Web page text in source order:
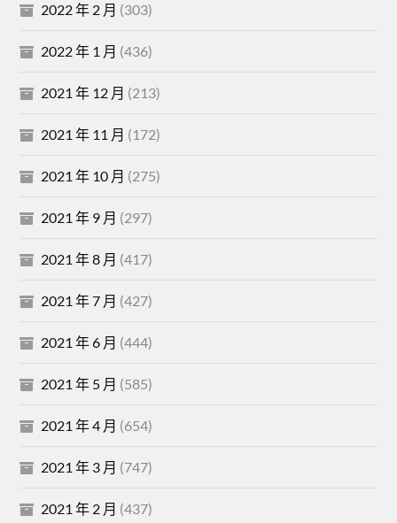
2022 年 2 月 (303)
2022 年 1 月 (436)
2021 年 12 月 (213)
2021 年 11 月 (172)
2021 年 10 月 (275)
2021 年 9 月 (297)
2021 年 8 月 (417)
2021 年 7 月 (427)
2021 年 6 月 (444)
2021 年 5 月 (585)
2021 年 4 月 (654)
2021 年 3 月 (747)
2021 年 2 月 (437)